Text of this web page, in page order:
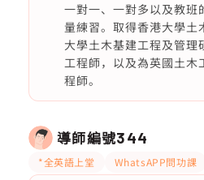
一對一、一對多以及教班
量練習。取得香港大學土
大學土木基建工程及管理
工程師，以及為英國土木
程師。
導師編號344
*全英語上堂 WhatsAPP問功課